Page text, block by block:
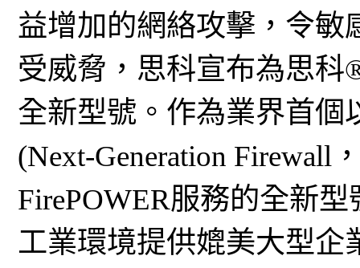
益增加的網絡攻擊，令敏
受威脅，思科宣布為思科
全新型號。作為業界首個
(Next-Generation
FirePOWER服務的全新
工業環境提供媲美大型企